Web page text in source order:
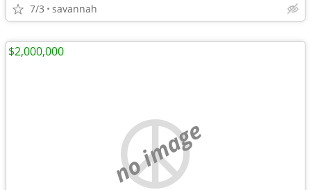
7/3 savannah
no image
$2,000,000